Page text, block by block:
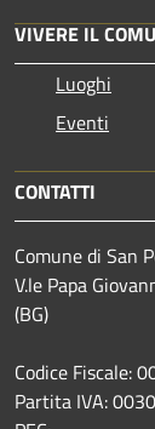
VIVERE IL
Luoghi
Eventi
CONTATTI
Comune di San
V.le Papa
(BG)
Codice Fiscale:
Partita IVA: